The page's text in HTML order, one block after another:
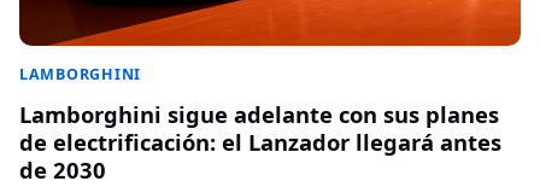
LAMBORGHINI
Lamborghini sigue adelante con sus planes
de electrificación: el Lanzador llegará antes
de 2030